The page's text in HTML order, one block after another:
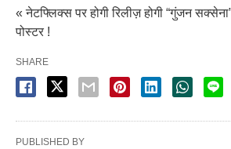
« नेटफ्लिक्स पर होगी रिलीज़ होगी “गुंजन
पोस्टर !
SHARE
PUBLISHED BY